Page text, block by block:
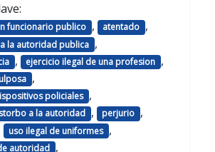
funcionario publico , atentado ,
la autoridad publica ,
, ejercicio ilegal de una profesion ,
,
policiales ,
a la autoridad , perjurio ,
uso ilegal de uniformes ,
autoridad ,